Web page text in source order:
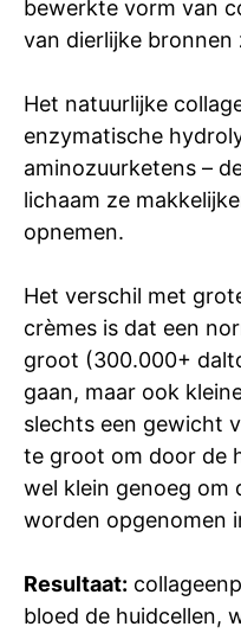
bewerkte vorm van
van dierlijke bronnen
Het natuurlijke
enzymatische
aminozuurketens –
lichaam ze
opnemen.
Het verschil met
crèmes is dat een
groot (300.000+
gaan, maar ook
slechts een gewicht
te groot om door de
wel klein genoeg om
worden opgenomen
Resultaat:
bloed de huidcellen,